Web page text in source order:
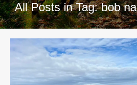
All Posts in Tag: bob